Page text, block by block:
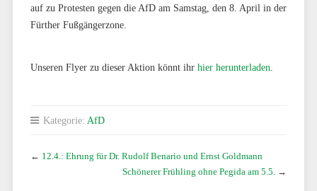
auf zu Protesten gegen die AfD am Samstag, den 8. April in der
Fürther Fußgängerzone.
Unseren Flyer zu dieser Aktion könnt ihr hier herunterladen
Kategorie: AfD
← 12.4.: Ehrung für Dr. Rudolf Benario und Ernst Goldmann
Schönerer Frühling ohne Pegida am 5.5. →